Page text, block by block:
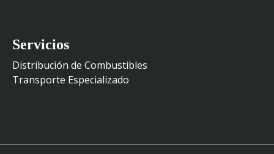
Servicios
Distribución de Combustibles
Transporte Especializado